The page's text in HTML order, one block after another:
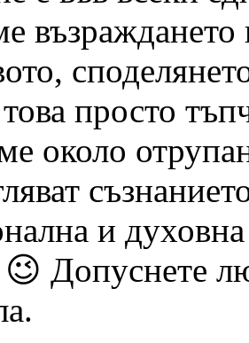
просто
около
и духовна
Допуснете